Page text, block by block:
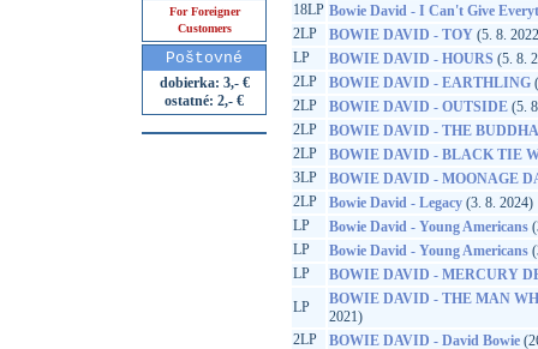
For Foreigner
Customers
Poštovné
dobierka: 3,- €
ostatné: 2,- €
18LP Bowie David - I Can't Give
2LP
BOWIE DAVID - TOY (5. 8.
LP
BOWIE DAVID - HOURS (5. 8.
2LP
BOWIE DAVID - EARTHLING
2LP
BOWIE DAVID - OUTSIDE (5.
2LP
BOWIE DAVID - THE
2LP
BOWIE DAVID - BLACK TIE
3LP
BOWIE DAVID - MOONAGE
2LP
Bowie David - Legacy (3. 8. 2024)
LP
Bowie David - Young Americans
LP
Bowie David - Young Americans
LP
BOWIE DAVID - MERCURY
LP
BOWIE DAVID - THE MAN
2021)
2LP
BOWIE DAVID - David Bowie